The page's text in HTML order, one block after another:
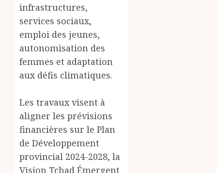
infrastructures,
services sociaux,
emploi des jeunes,
autonomisation des
femmes et adaptation
aux défis climatiques.
Les travaux visent à
aligner les prévisions
financières sur le Plan
de Développement
provincial 2024-2028, la
Vision Tchad Émergent